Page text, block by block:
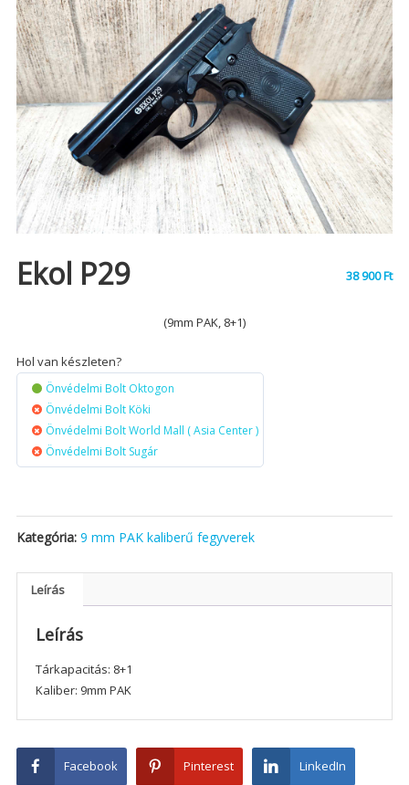
Ekol P29 38 900Ft
(9mm PAK, 8+1)
Hol van készleten?
Önvédelmi Bolt Oktogon
Önvédelmi Bolt Köki
Önvédelmi Bolt World Mall ( Asia Center )
Önvédelmi Bolt Sugár
Kategória: 9 mm PAK kaliberű fegyverek
Leírás
Leírás
Tárkapacitás: 8+1
Kaliber: 9mm PAK
Facebook Pinterest LinkedIn